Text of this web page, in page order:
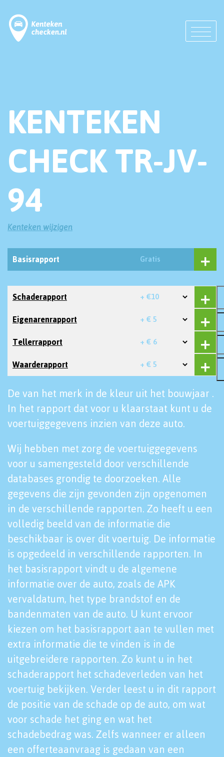
KENTEKEN
CHECK TR-JV-
94
Kenteken wijzigen
Basisrapport Gratis
Schaderapport + €10
Eigenarenrapport + € 5
Tellerrapport + € 6
Waarderapport + € 5
De van het merk in de kleur uit het bouwjaar .
In het rapport dat voor u klaarstaat kunt u de
voertuiggegevens inzien van deze auto.
Wij hebben met zorg de voertuiggegevens
voor u samengesteld door verschillende
databases grondig te doorzoeken. Alle
gegevens die zijn gevonden zijn opgenomen
in de verschillende rapporten. Zo heeft u een
volledig beeld van de informatie die
beschikbaar is over dit voertuig. De informatie
is opgedeeld in verschillende rapporten. In
het basisrapport vindt u de algemene
informatie over de auto, zoals de APK
vervaldatum, het type brandstof en de
bandenmaten van de auto. U kunt ervoor
kiezen om het basisrapport aan te vullen met
extra informatie die te vinden is in de
uitgebreidere rapporten. Zo kunt u in het
schaderapport het schadeverleden van het
voertuig bekijken. Verder leest u in dit rapport
de positie van de schade op de auto, om wat
voor schade het ging en wat het
schadebedrag was. Zelfs wanneer er alleen
een offerteaanvraag is gedaan van een